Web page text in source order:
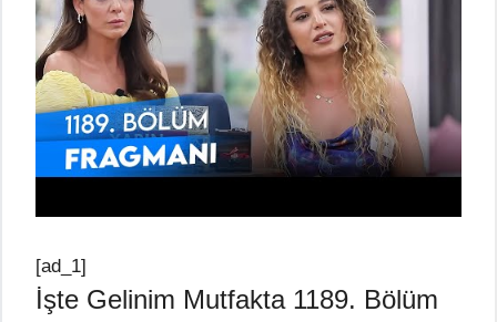
[ad_1]
İşte Gelinim Mutfakta 1189. Bölüm